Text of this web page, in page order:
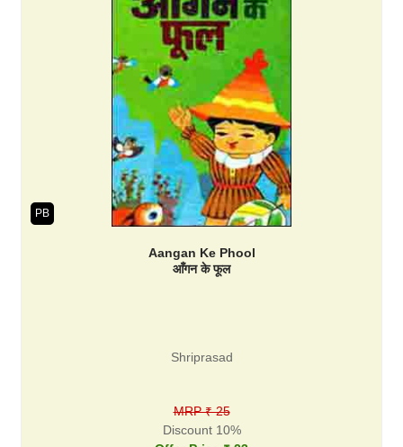
PB
Aangan Ke Phool
आँगन के फूल
Shriprasad
MRP ₹ 25
Discount 10%